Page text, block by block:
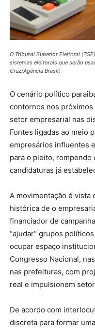
O Tribunal Superior Eleitoral
sistemas eleitorais que serão
Cruz/Agência Brasil)
O cenário político
contornos nos próximos
setor empresarial nas
Fontes ligadas ao meio
empresários influentes
para o pleito, rompendo
candidaturas já
A movimentação é vista
histórica de o
financiador de
“ajudar” grupos
ocupar espaço
Congresso Nacional,
nas prefeituras, com
real e impulsionem
De acordo com
discreta para formar